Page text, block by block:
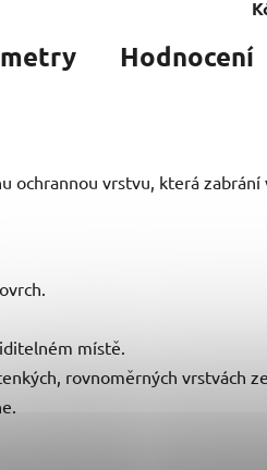
Hodnocení
ochrannou vrstvu, která
místě.
rovnoměrných vrstvách